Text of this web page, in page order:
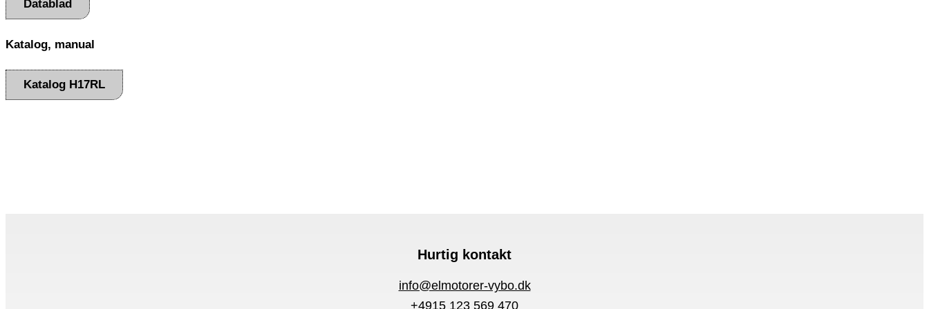
Datablad
Katalog, manual
Katalog H17RL
Hurtig kontakt
info@elmotorer-vybo.dk
+4915 123 569 470